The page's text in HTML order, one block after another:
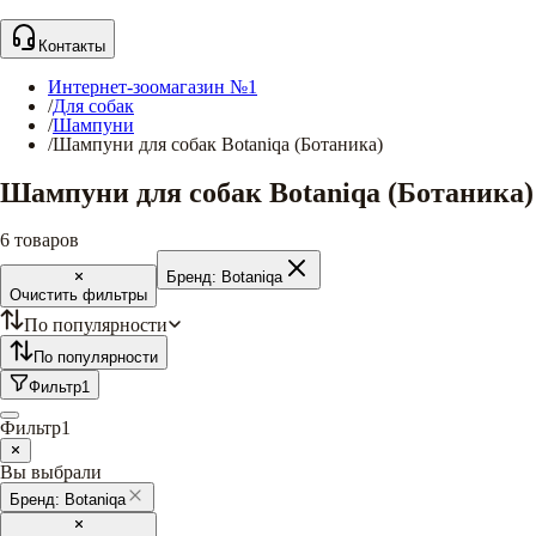
Контакты
Интернет-зоомагазин №1
/Для собак
/Шампуни
/Шампуни для собак Botaniqa (Ботаника)
Шампуни для собак Botaniqa (Ботаника)
6 товаров
Очистить фильтры
Бренд: Botaniqa
По популярности
По популярности
Фильтр1
Фильтр1
Вы выбрали
Бренд: Botaniqa